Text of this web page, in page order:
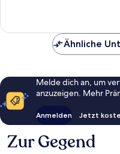
Bewertungen
Ähnliche
Melde dich an, um
anzuzeigen. Mehr
Anmelden Jetzt
Zur Gegend